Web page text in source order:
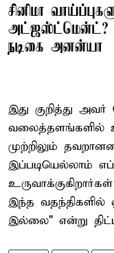
சினிமா
அட்ஜஸ்ட்மென்ட்?
நடிகை அனன்யா
இது குறித்து அவர்
வலைத்தளங்களில்
முற்றிலும்
இப்படியெல்லாம்
இந்த
இல்லை" என்று